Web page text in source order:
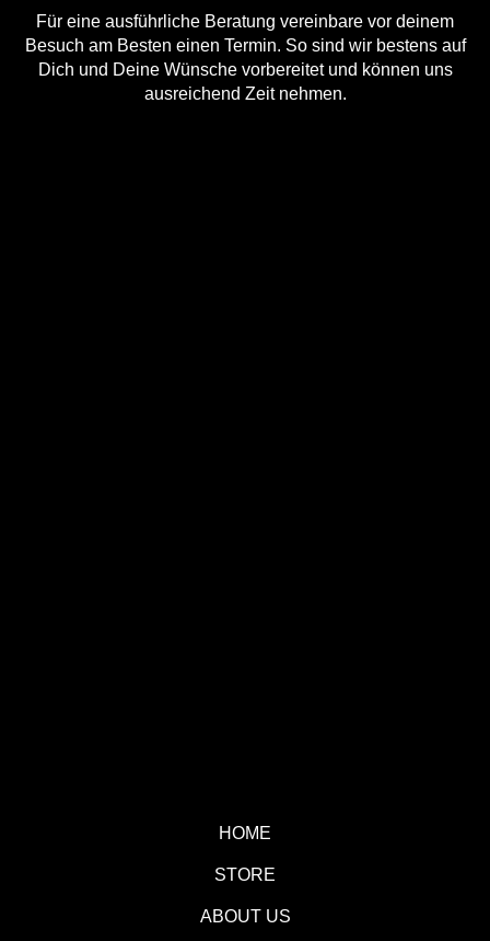
Für eine ausführliche Beratung vereinbare vor deinem
Besuch am Besten einen Termin. So sind wir bestens auf
Dich und Deine Wünsche vorbereitet und können uns
ausreichend Zeit nehmen.
HOME
STORE
ABOUT US